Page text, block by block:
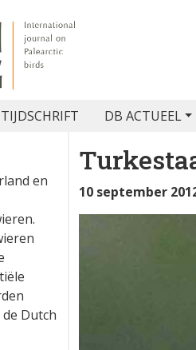
TIJDSCHRIFT DB ACTUEEL
en
Dutch
10 september